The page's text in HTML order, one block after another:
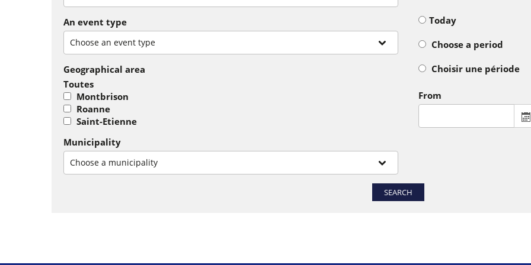
An event type
Choose an event type
Geographical area
Toutes
Montbrison
Roanne
Saint-Etienne
Municipality
Choose a municipality
Today
Choose a period
Choisir une période
From
SEARCH